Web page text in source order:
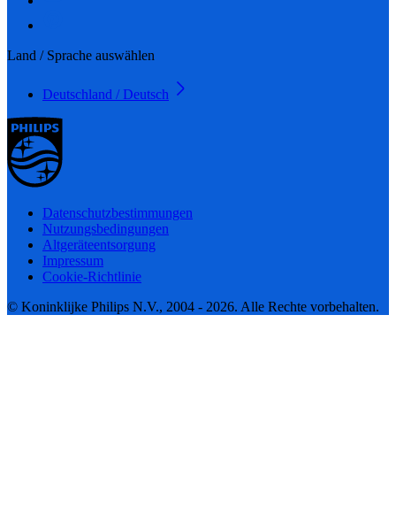
Land / Sprache auswählen
Deutschland / Deutsch
Datenschutzbestimmungen
Nutzungsbedingungen
Altgeräteentsorgung
Impressum
Cookie-Richtlinie
© Koninklijke Philips N.V., 2004 - 2026. Alle Rechte vorbehalten.